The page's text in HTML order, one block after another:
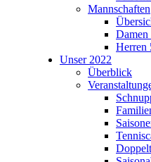
Mannschaften
Damen
Herren
Unser 2022
Überblick